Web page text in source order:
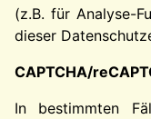
(z.B. für Analyse-
dieser
CAPTCHA/
In bestimmten